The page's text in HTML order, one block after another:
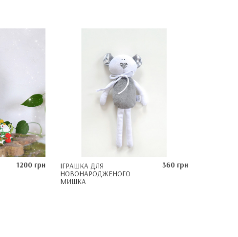
1200 грн
ІГРАШКА ДЛЯ
НОВОНАРОДЖЕНОГО
MИШКА
360 грн